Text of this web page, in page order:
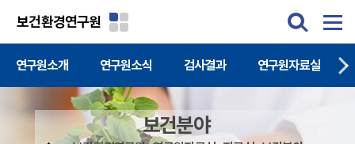
보건환경연구원
연구원소개 연구원소식 검사결과 연구원자료실
보건분야